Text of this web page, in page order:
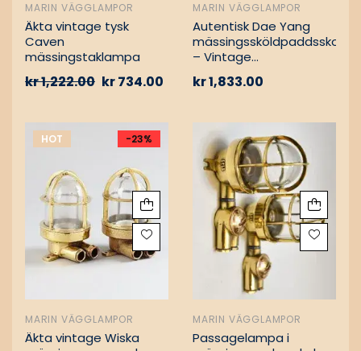
MARIN VÄGGLAMPOR
Äkta vintage tysk
Caven
mässingstaklampa
kr1,222.00 kr734.00
MARIN VÄGGLAMPOR
Autentisk Dae Yang
– Vintage
kr1,833.00
HOT -23%
MARIN VÄGGLAMPOR
Äkta vintage Wiska
MARIN VÄGGLAMPOR
Passagelampa i